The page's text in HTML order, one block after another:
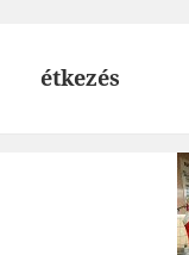
étkezés